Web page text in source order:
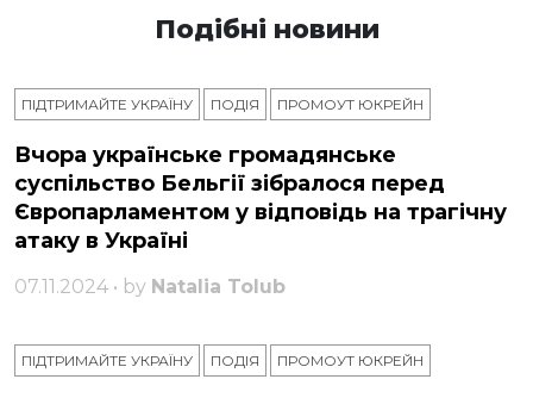
Подібні новини
ПІДТРИМАЙТЕ УКРАЇНУ ПОДІЯ ПРОМОУТ ЮКРЕЙН
Вчора українське громадянське
суспільство Бельгії зібралося перед
Європарламентом у відповідь на трагічну
атаку в Україні
07.11.2024 • by Natalia Tolub
ПІДТРИМАЙТЕ УКРАЇНУ ПОДІЯ ПРОМОУТ ЮКРЕЙН